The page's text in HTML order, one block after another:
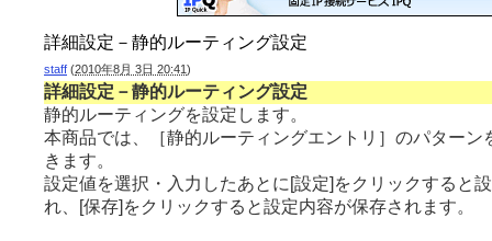
詳細設定－静的ルーティング設定
staff (2010年8月 3日 20:41)
詳細設定－静的ルーティング設定
静的ルーティングを設定します。
本商品では、［静的ルーティングエントリ］のパターン
きます。
設定値を選択・入力したあとに[設定]をクリックすると
れ、[保存]をクリックすると設定内容が保存されます。